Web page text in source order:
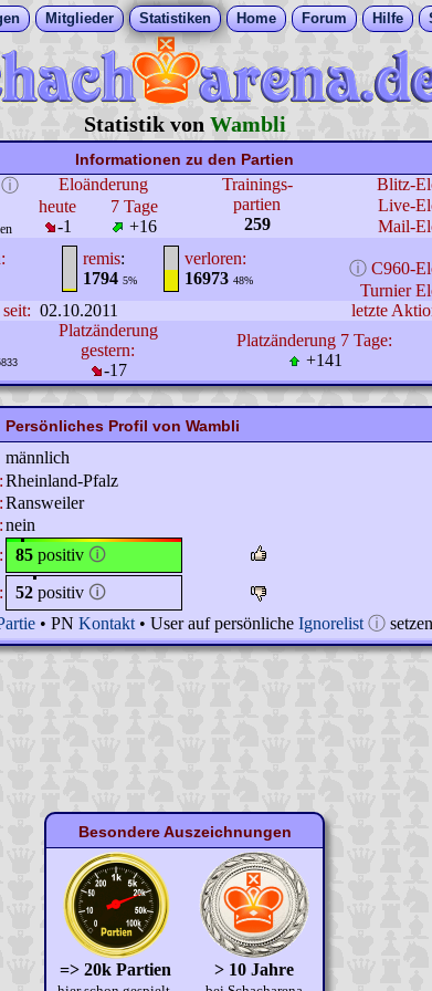
Mitglieder Statistiken Home Forum Hilfe
Statistik von Wambli
Informationen zu den Partien
ⓘ
Eloänderung
Trainings-
partien
259
Blitz-
heute
-1
7 Tage
+16
Live-
Mail-
remis:
1794 5%
verloren:
16973 48%
ⓘ C960-
Turnier
02.10.2011
letzte
Platzänderung
gestern:
-17
Platzänderung 7 Tage:
+141
Persönliches Profil von Wambli
männlich
Rheinland-Pfalz
Ransweiler
nein
85 positiv 🛈
52 positiv 🛈
• PN Kontakt • User auf persönliche Ignorelist ⓘ setzen
Besondere Auszeichnungen
=> 20k Partien > 10 Jahre